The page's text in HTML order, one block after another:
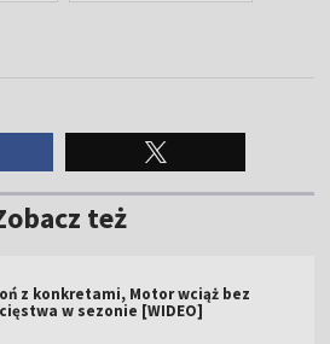
też
z konkretami, Motor wciąż bez
w sezonie [WIDEO]